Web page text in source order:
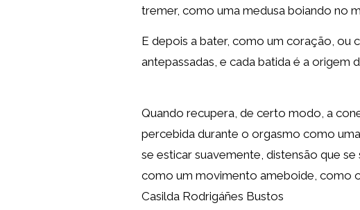
tremer, como uma medusa boiando no
E depois a bater, como um coração, ou
antepassadas, e cada batida é a origem
Quando recupera, de certo modo, a
percebida durante o orgasmo como
se esticar suavemente, distensão que
como um movimento ameboide, como o
Casilda Rodrigáñes Bustos